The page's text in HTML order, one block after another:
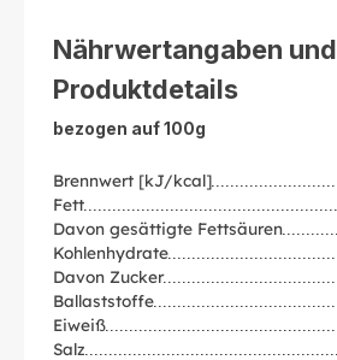
Nährwertangaben und
Produktdetails
bezogen auf 100g
Brennwert [kJ/kcal]
Fett
Davon gesättigte Fettsäuren
Kohlenhydrate
Davon Zucker
Ballaststoffe
Eiweiß
Salz